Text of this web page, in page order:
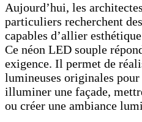
Aujourd’hui, les
particuliers recherchent
capables d’allier
Ce néon LED souple
exigence. Il permet de
lumineuses originales pour
illuminer une façade,
ou créer une ambiance